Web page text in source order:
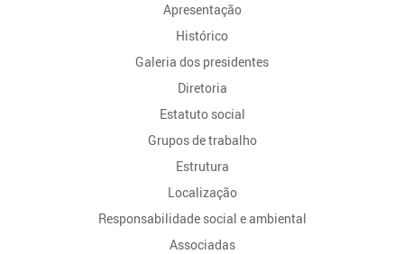
Apresentação
Histórico
Galeria dos presidentes
Diretoria
Estatuto social
Grupos de trabalho
Estrutura
Localização
Responsabilidade social e ambiental
Associadas